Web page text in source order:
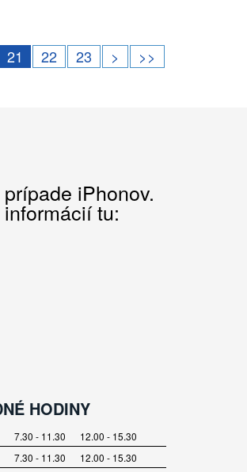
21 22 23 > >>
iPhonov.
tu:
HODINY
7.30 - 11.30 12.00 - 15.30
7.30 - 11.30 12.00 - 15.30